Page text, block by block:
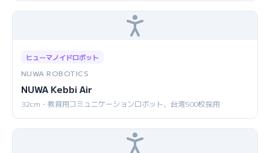
ヒューマノイドロボット
NUWA ROBOTICS
NUWA Kebbi Air
32cm・教育用コミュニケーションロボット、台湾500校採用